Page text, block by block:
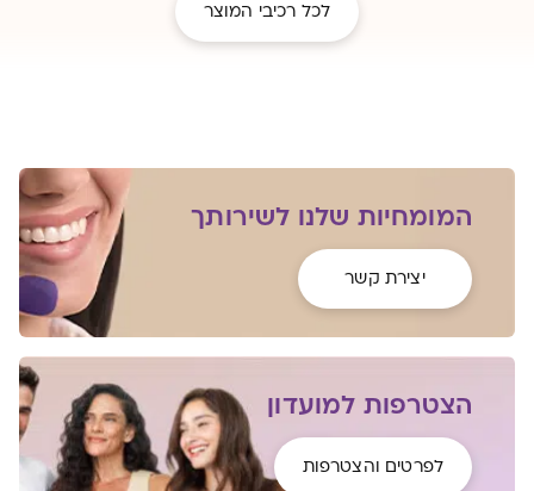
לכל רכיבי המוצר
המומחיות שלנו לשירותך
יצירת קשר
הצטרפות למועדון
לפרטים והצטרפות